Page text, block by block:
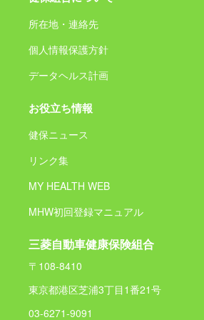
所在地・連絡先
個人情報保護方針
データヘルス計画
お役立ち情報
健保ニュース
リンク集
MY HEALTH WEB
MHW初回登録マニュアル
三菱自動車健康保険組合
〒108-8410
東京都港区芝浦3丁目1番21号
03-6271-9091